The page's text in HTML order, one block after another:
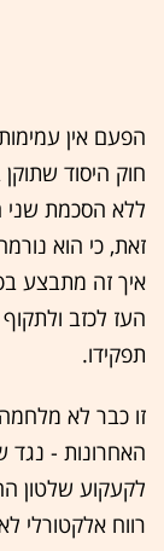
הפעם אין
חוק היסוד
ללא הסכמת שני
זאת, כי הוא
איך זה מתבצע
העז לכזב
תפקידו.
זו כבר לא
האחרונות - נגד
לקעקוע שלטון
רווח אלקטורלי